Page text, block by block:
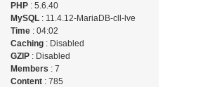
PHP: 5.6.40
MySQL: 11.4.12-MariaDB-cll-lve
Time: 04:02
Caching: Disabled
GZIP: Disabled
Members : 7
Content: 785